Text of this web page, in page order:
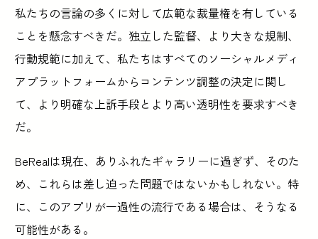
私たちの言論の多くに対して広範な裁量権を有している
ことを懸念すべきだ。独立した監督、より大きな規制、
行動規範に加えて、私たちはすべてのソーシャルメディ
アプラットフォームからコンテンツ調整の決定に関し
て、より明確な上訴手段とより高い透明性を要求すべき
だ。
BeRealは現在、ありふれたギャラリーに過ぎず、そのた
め、これらは差し迫った問題ではないかもしれない。特
に、このアプリが一過性の流行である場合は、そうなる
可能性がある。